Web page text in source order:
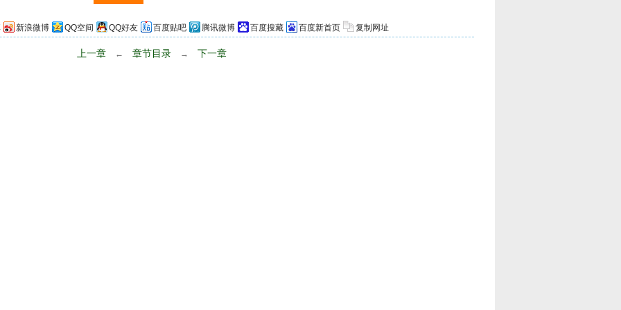
新浪微博 QQ空间 QQ好友 百度贴吧 腾讯微博 百度搜藏 百度新首页 复制网址
上一章 ← 章节目录 → 下一章